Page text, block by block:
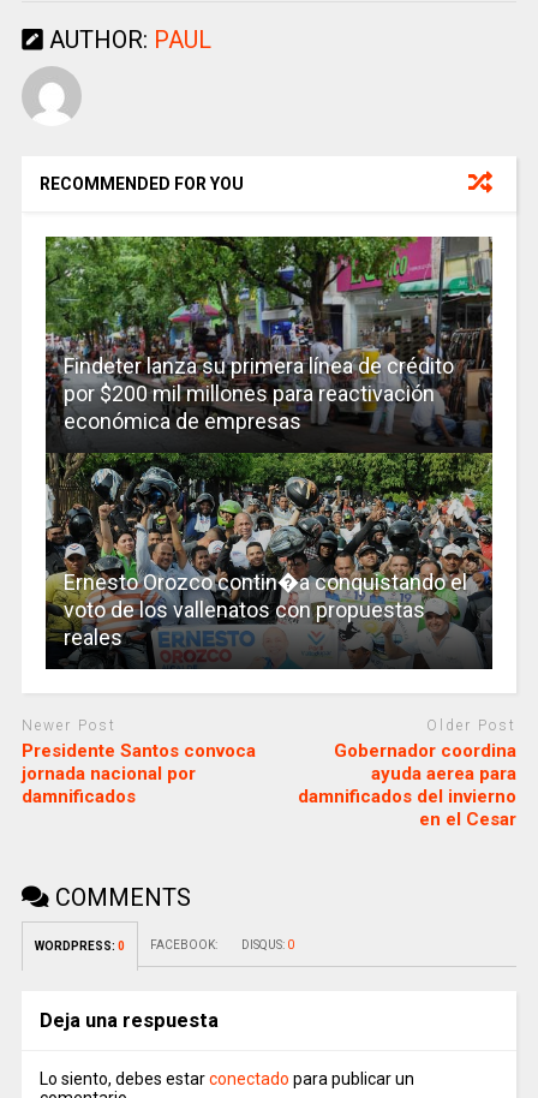
AUTHOR: PAUL
RECOMMENDED FOR YOU
Findeter lanza su primera línea de crédito
por $200 mil millones para reactivación
económica de empresas
Ernesto Orozco contin�a conquistando el
voto de los vallenatos con propuestas
reales
Newer Post
Presidente Santos convoca
jornada nacional por
damnificados
Older Post
Gobernador coordina
ayuda aerea para
damnificados del invierno
en el Cesar
COMMENTS
WORDPRESS: 0 FACEBOOK: DISQUS: 0
Deja una respuesta
Lo siento, debes estarconectado para publicar un